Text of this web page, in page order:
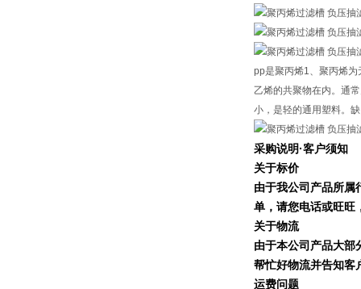
pp是聚丙烯1、聚丙烯
乙烯的共聚物在内。通
小，是轻的通用塑料。
采购说明·客户须知
关于标价
由于我公司产品所属
单，请您电话或旺旺
关于物流
由于本公司产品大部
帮忙好物流并告知客
运费问题